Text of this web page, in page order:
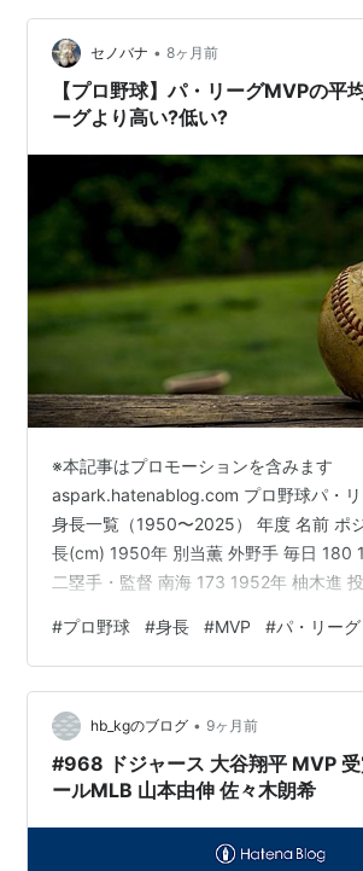
彼女なのに、今年は厄払いを大層嫌がっ
痴をこぼしながら、嫌々車を降りる彼女
しかして何かに取り憑かれているのでは
セノバナ • 8ヶ月前
【プロ野球】パ・リーグMVPの平
ーグより高い?低い?
※本記事はプロモーションを含みます
aspark.hatenablog.com プロ野球パ・
身長一覧（1950〜2025） 年度 名前 ポ
長(cm) 1950年 別当薫 外野手 毎日 180
二塁手・監督 南海 173 1952年 柚木進
手 西鉄 173 1955年 飯田徳治 外野手 南
中西太 三塁手 西鉄 174 1957年 稲尾和
1958年 稲尾和久 投手 西鉄 180 1959
#プロ野球 #身長 #MVP #パ・リーグ
hb_kgのブログ • 9ヶ月前
#968 ドジャース 大谷翔平 MVP
ールMLB 山本由伸 佐々木朗希